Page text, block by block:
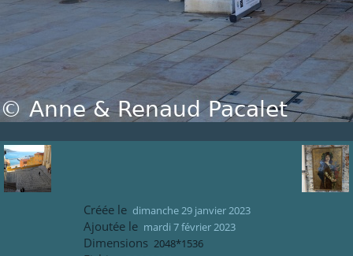
Créée le dimanche 29 janvier 2023
Ajoutée le mardi 7 février 2023
Dimensions 2048*1536